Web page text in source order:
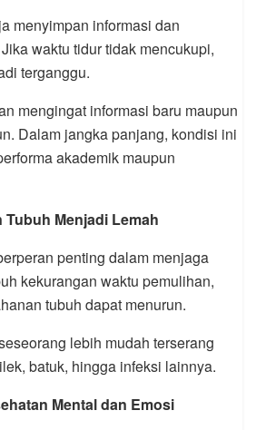
menyimpan informasi dan
waktu tidur tidak mencukupi,
terganggu.
mengingat informasi baru maupun
Dalam jangka panjang, kondisi ini
akademik maupun
Menjadi Lemah
penting dalam menjaga
kekurangan waktu pemulihan,
tubuh dapat menurun.
lebih mudah terserang
batuk, hingga infeksi lainnya.
Mental dan Emosi